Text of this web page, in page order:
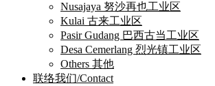
Nusajaya 努沙再也工业区
Kulai 古来工业区
Pasir Gudang 巴西古当工业区
Desa Cemerlang 烈光镇工业区
Others 其他
联络我们/Contact